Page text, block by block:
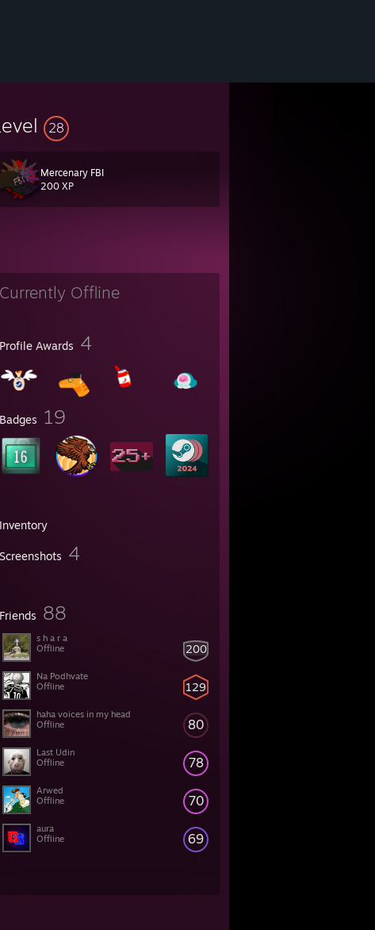
28
Mercenary FBI
200 XP
Currently Offline
Profile Awards 4
Badges 19
Inventory
Screenshots 4
Friends 88
200
s h a r a
Offline
129
Na Podhvate
Offline
80
haha voices in my head
Offline
78
Last Udin
Offline
70
Arwed
Offline
69
aura
Offline